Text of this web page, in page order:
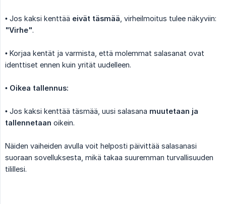
• Jos kaksi kenttää eivät täsmää , virheilmoitus tulee näkyviin:
"Virhe".
• Korjaa kentät ja varmista, että molemmat salasanat ovat
identtiset ennen kuin yrität uudelleen.
• Oikea tallennus:
• Jos kaksi kenttää täsmää, uusi salasana muutetaan ja
tallennetaan oikein.
Näiden vaiheiden avulla voit helposti päivittää salasanasi
suoraan sovelluksesta, mikä takaa suuremman turvallisuuden
tilillesi.